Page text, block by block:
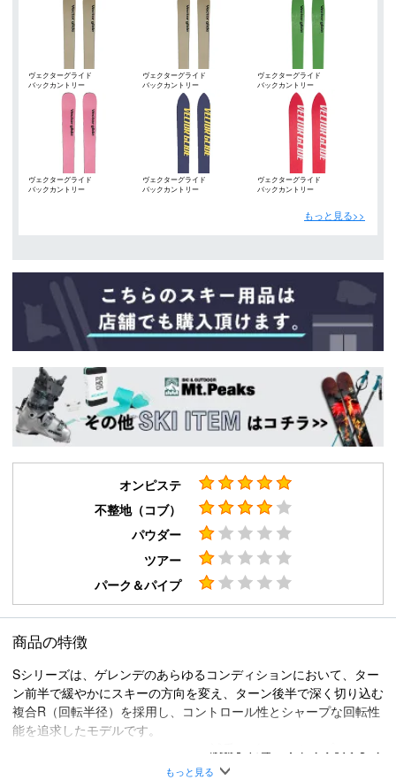
ヴェクターグライド
（VECTOR GLIDE）
バックカントリー
ヴェクターグライド
（VECTOR GLIDE）
バックカントリー
ヴェクターグライド
（VECTOR GLIDE）
バックカントリー
ヴェクターグライド
（VECTOR GLIDE）
バックカントリー
ヴェクターグライド
（VECTOR GLIDE）
バックカントリー
ヴェクターグライド
（VECTOR GLIDE）
バックカントリー
もっと見る>>
オンピステ
不整地（コブ）
パウダー
ツアー
パーク＆パイプ
商品の特徴
Sシリーズは、ゲレンデのあらゆるコンディションにおいて、ター
ン前半で緩やかにスキーの方向を変え、ターン後半で深く切り込む
複合R（回転半径）を採用し、コントロール性とシャープな回転性
能を追求したモデルです。
試乗レビュー：トップのフレッ
クスがしなやかでターン始動が心地よく、テールはトップに比べハ
もっと見る